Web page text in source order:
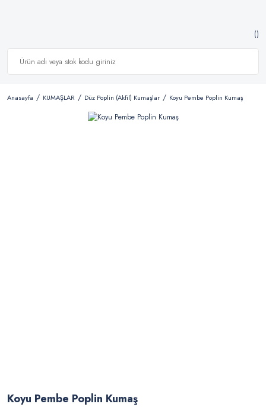
Anasayfa KUMAŞLAR Düz Poplin (Akfil) Kumaşlar Koyu Pembe Poplin Kumaş
Koyu Pembe Poplin Kumaş